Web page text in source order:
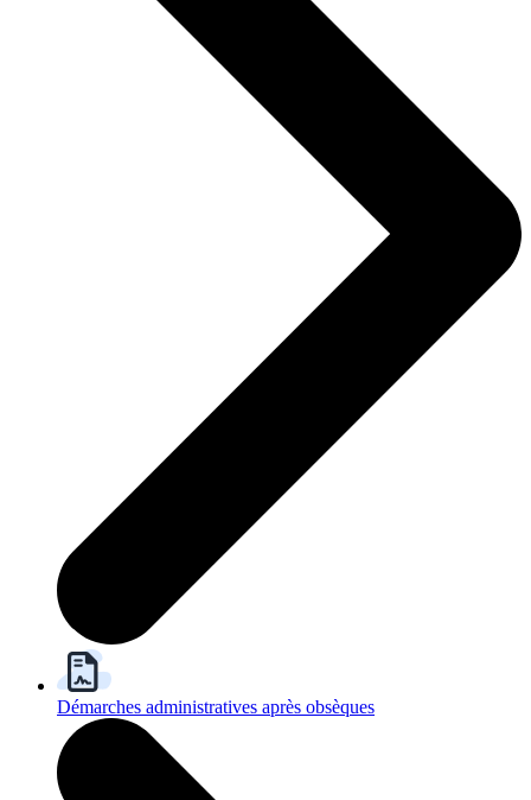
Démarches administratives après obsèques